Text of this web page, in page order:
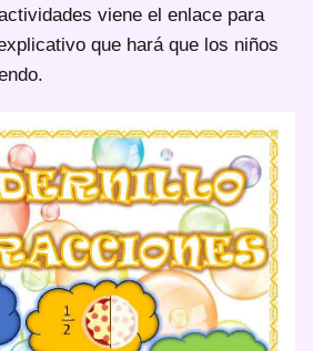
viene el enlace para
que hará que los niños